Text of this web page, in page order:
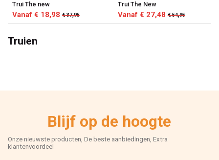
Trui The new
Vanaf € 18,98 € 37,95
Trui The New
Vanaf € 27,48 € 54,95
Truien
Blijf op de hoogte
Onze nieuwste producten, De beste aanbiedingen, Extra
klantenvoordeel